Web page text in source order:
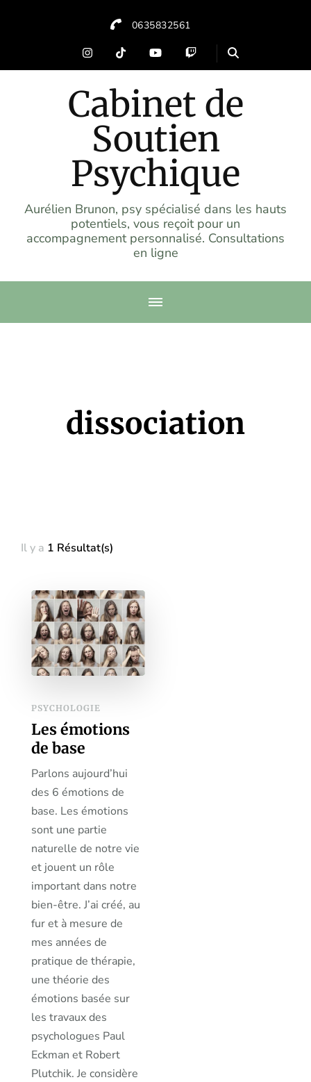
0635832561
Cabinet de
Soutien
Psychique
Aurélien Brunon, psy spécialisé dans les hauts
potentiels, vous reçoit pour un
accompagnement personnalisé. Consultations
en ligne
dissociation
Il y a 1 Résultat(s)
PSYCHOLOGIE
Les émotions
de base
Parlons aujourd’hui
des 6 émotions de
base. Les émotions
sont une partie
naturelle de notre vie
et jouent un rôle
important dans notre
bien-être. J’ai créé, au
fur et à mesure de
mes années de
pratique de thérapie,
une théorie des
émotions basée sur
les travaux des
psychologues Paul
Eckman et Robert
Plutchik. Je considère